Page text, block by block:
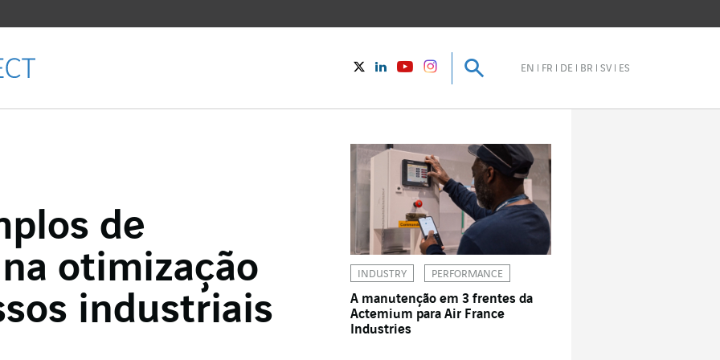
TwitterLinkedInYoutubeinstagram Pesquisar
EN FR DE BR SV ES
Pesquisar
de
otimização
industriais
INDUSTRY PERFORMANCE
A manutenção em 3 frentes da
Actemium para Air France
Industries